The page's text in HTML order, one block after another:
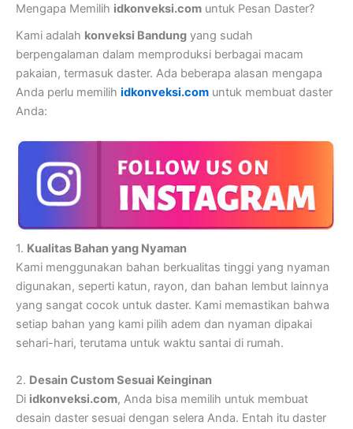
Mengapa Memilih idkonveksi.com untuk Pesan Daster?
Kami adalah konveksi Bandung yang sudah
berpengalaman dalam memproduksi berbagai macam
pakaian, termasuk daster. Ada beberapa alasan mengapa
Anda perlu memilih idkonveksi.com untuk membuat daster
Anda:
1. Kualitas Bahan yang Nyaman
Kami menggunakan bahan berkualitas tinggi yang nyaman
digunakan, seperti katun, rayon, dan bahan lembut lainnya
yang sangat cocok untuk daster. Kami memastikan bahwa
setiap bahan yang kami pilih adem dan nyaman dipakai
sehari-hari, terutama untuk waktu santai di rumah.
2. Desain Custom Sesuai Keinginan
Di idkonveksi.com, Anda bisa memilih untuk membuat
desain daster sesuai dengan selera Anda. Entah itu daster